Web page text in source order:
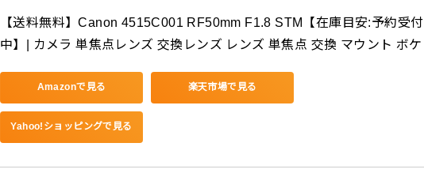
【送料無料】Canon 4515C001 RF50mm F1.8 STM【在庫目安:予約受付
中】| カメラ 単焦点レンズ 交換レンズ レンズ 単焦点 交換 マウント ボケ
Amazonで見る 楽天市場で見る
Yahoo!ショッピングで見る